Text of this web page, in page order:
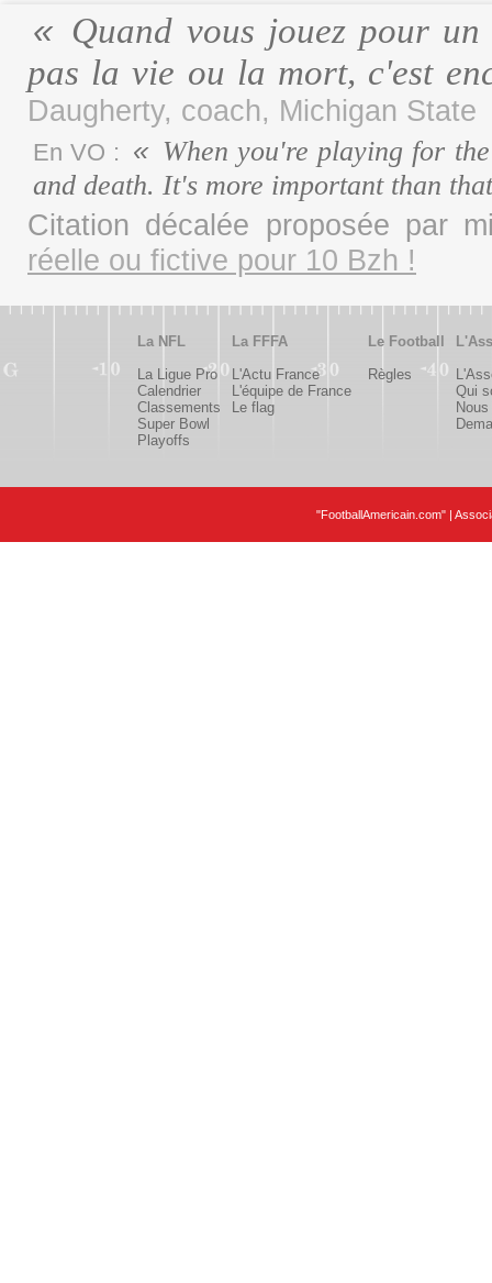
Quand vous jouez pour
pas la vie ou la mort, c'est
Daugherty, coach, Michigan State
En VO :
When you're playing for
and death. It's more important than
Citation décalée proposée par
réelle ou fictive pour 10 Bzh !
La NFL
La Ligue Pro
Calendrier
Classements
Super Bowl
Playoffs
La FFFA
L'Actu France
L'équipe de France
Le flag
Le Football
Règles
Qui
"FootballAmericain.com" |